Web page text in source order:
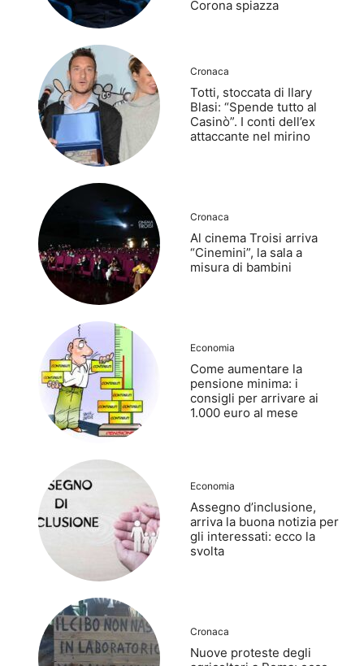
Corona spiazza
Cronaca
Totti, stoccata di Ilary
Blasi: “Spende tutto al
Casinò”. I conti dell’ex
attaccante nel mirino
Cronaca
Al cinema Troisi arriva
“Cinemini”, la sala a
misura di bambini
Economia
Come aumentare la
pensione minima: i
consigli per arrivare ai
1.000 euro al mese
Economia
Assegno d’inclusione,
arriva la buona notizia per
gli interessati: ecco la
svolta
Cronaca
Nuove proteste degli